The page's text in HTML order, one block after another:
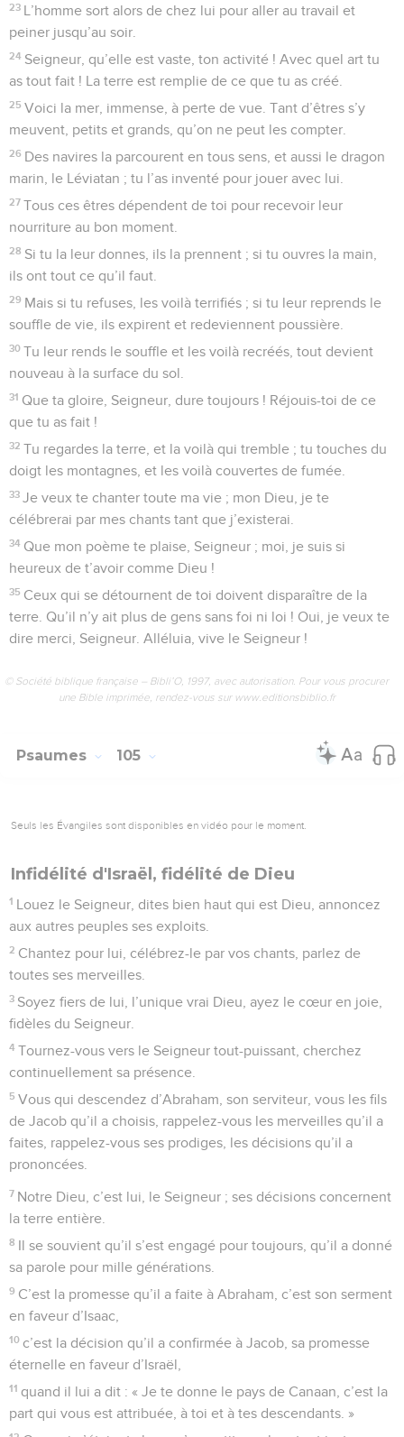
23 L’homme sort alors de chez lui pour aller au travail et
peiner jusqu’au soir.
24 Seigneur, qu’elle est vaste, ton activité ! Avec quel art tu
as tout fait ! La terre est remplie de ce que tu as créé.
25 Voici la mer, immense, à perte de vue. Tant d’êtres s’y
meuvent, petits et grands, qu’on ne peut les compter.
26 Des navires la parcourent en tous sens, et aussi le dragon
marin, le Léviatan ; tu l’as inventé pour jouer avec lui.
27 Tous ces êtres dépendent de toi pour recevoir leur
nourriture au bon moment.
28 Si tu la leur donnes, ils la prennent ; si tu ouvres la main,
ils ont tout ce qu’il faut.
29 Mais si tu refuses, les voilà terrifiés ; si tu leur reprends le
souffle de vie, ils expirent et redeviennent poussière.
30 Tu leur rends le souffle et les voilà recréés, tout devient
nouveau à la surface du sol.
31 Que ta gloire, Seigneur, dure toujours ! Réjouis-toi de ce
que tu as fait !
32 Tu regardes la terre, et la voilà qui tremble ; tu touches du
doigt les montagnes, et les voilà couvertes de fumée.
33 Je veux te chanter toute ma vie ; mon Dieu, je te
célébrerai par mes chants tant que j’existerai.
34 Que mon poème te plaise, Seigneur ; moi, je suis si
heureux de t’avoir comme Dieu !
35 Ceux qui se détournent de toi doivent disparaître de la
terre. Qu’il n’y ait plus de gens sans foi ni loi ! Oui, je veux te
dire merci, Seigneur. Alléluia, vive le Seigneur !
© Société biblique française – Bibli’O, 1997, avec autorisation. Pour vous procurer
une Bible imprimée, rendez-vous sur www.editionsbiblio.fr
Psaumes 105
Seuls les Évangiles sont disponibles en vidéo pour le moment.
Infidélité d'Israël, fidélité de Dieu
1 Louez le Seigneur, dites bien haut qui est Dieu, annoncez
aux autres peuples ses exploits.
2 Chantez pour lui, célébrez-le par vos chants, parlez de
toutes ses merveilles.
3 Soyez fiers de lui, l’unique vrai Dieu, ayez le cœur en joie,
fidèles du Seigneur.
4 Tournez-vous vers le Seigneur tout-puissant, cherchez
continuellement sa présence.
5 Vous qui descendez d’Abraham, son serviteur, vous les fils
de Jacob qu’il a choisis, rappelez-vous les merveilles qu’il a
faites, rappelez-vous ses prodiges, les décisions qu’il a
prononcées.
7 Notre Dieu, c’est lui, le Seigneur ; ses décisions concernent
la terre entière.
8 Il se souvient qu’il s’est engagé pour toujours, qu’il a donné
sa parole pour mille générations.
9 C’est la promesse qu’il a faite à Abraham, c’est son serment
en faveur d’Isaac,
10 c’est la décision qu’il a confirmée à Jacob, sa promesse
éternelle en faveur d’Israël,
11 quand il lui a dit : « Je te donne le pays de Canaan, c’est la
part qui vous est attribuée, à toi et à tes descendants. »